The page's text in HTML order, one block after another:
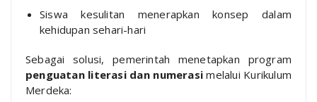
Siswa kesulitan menerapkan konsep dalam
kehidupan sehari-hari
Sebagai solusi, pemerintah menetapkan program
penguatan literasi dan numerasimelalui Kurikulum
Merdeka: